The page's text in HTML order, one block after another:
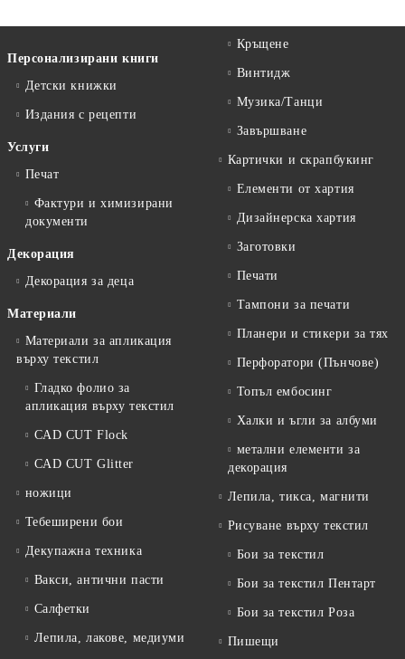
Персонализирани книги
Детски книжки
Издания с рецепти
Услуги
Печат
Фактури и химизирани
документи
Декорация
Декорация за деца
Материали
Материали за апликация
върху текстил
Гладко фолио за
апликация върху текстил
CAD CUT Flock
CAD CUT Glitter
ножици
Тебеширени бои
Декупажна техника
Вакси, антични пасти
Салфетки
Лепила, лакове, медиуми
Кръщене
Винтидж
Музика/Танци
Завършване
Картички и скрапбукинг
Елементи от хартия
Дизайнерска хартия
Заготовки
Печати
Тампони за печати
Планери и стикери за тях
Перфоратори (Пънчове)
Топъл ембосинг
Халки и ъгли за албуми
метални елементи за
декорация
Лепила, тикса, магнити
Рисуване върху текстил
Бои за текстил
Бои за текстил Пентарт
Бои за текстил Роза
Пишещи